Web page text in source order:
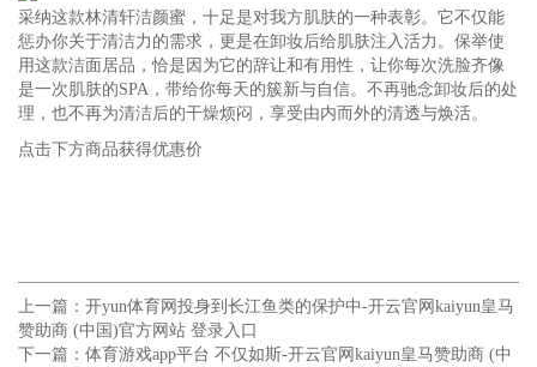
采纳这款林清轩洁颜蜜，十足是对我方肌肤的一种表彰。它不仅能
惩办你关于清洁力的需求，更是在卸妆后给肌肤注入活力。保举使
用这款洁面居品，恰是因为它的辞让和有用性，让你每次洗脸齐像
是一次肌肤的SPA，带给你每天的簇新与自信。不再驰念卸妆后的处
理，也不再为清洁后的干燥烦闷，享受由内而外的清透与焕活。
点击下方商品获得优惠价
上一篇： 开yun体育网投身到长江鱼类的保护中-开云官网kaiyun皇马
赞助商 (中国)官方网站 登录入口
下一篇： 体育游戏app平台 不仅如斯-开云官网kaiyun皇马赞助商 (中